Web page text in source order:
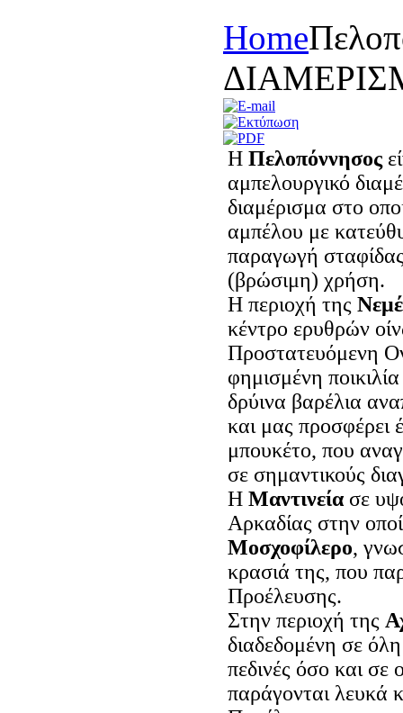
Home
Η Πελοπόννησος
αμπελουργικό
διαμέρισμα στο
αμπέλου με
παραγωγή σταφίδας
(βρώσιμη) χρήση.
Η περιοχή της
κέντρο ερυθρών
Προστατευόμενη
φημισμένη ποικιλία
δρύινα βαρέλια
και μας προσφέρει
μπουκέτο, που
σε σημαντικούς
Η Μαντινείασε
Αρκαδίας στην
Μοσχοφίλερο,
κρασιά της, που
Προέλευσης.
Στην περιοχή της
διαδεδομένη σε
πεδινές όσο και σε
παράγονται λευκά